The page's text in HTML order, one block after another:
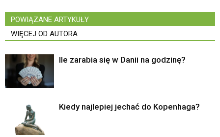
POWIĄZANE ARTYKUŁY
WIĘCEJ OD AUTORA
Ile zarabia się w Danii na godzinę?
Kiedy najlepiej jechać do Kopenhaga?